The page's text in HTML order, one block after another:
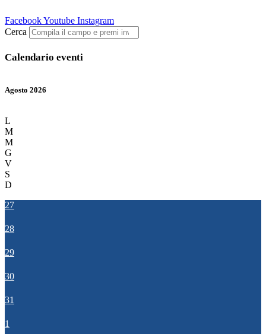
FacebookYoutube Instagram
Cerca
Calendario eventi
Agosto 2026
L
M
M
G
V
S
D
27
28
29
30
31
1